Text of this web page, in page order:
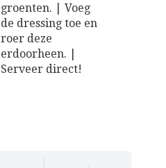
groenten. | Voeg
de dressing toe en
roer deze
erdoorheen. |
Serveer direct!